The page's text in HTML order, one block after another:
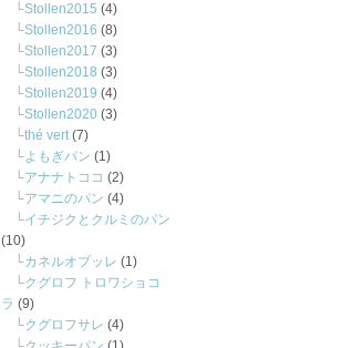
Stollen2015 (4)
Stollen2016 (8)
Stollen2017 (3)
Stollen2018 (3)
Stollen2019 (4)
Stollen2020 (3)
thé vert(7)
よもぎパン (1)
アナナトココ (2)
アマニのパン (4)
イチジクとクルミのパン
(10)
カネルオブッレ (1)
クグロフ トロワショコ
ラ (9)
クグロフサレ (4)